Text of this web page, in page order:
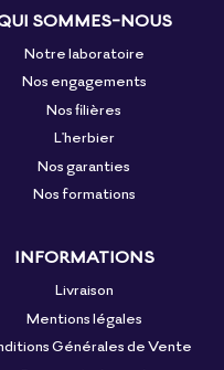
SOMMES-NOUS
Notre laboratoire
Nos engagements
Nos filières
L'herbier
Nos garanties
Nos formations
INFORMATIONS
Livraison
Mentions légales
Générales de Vente